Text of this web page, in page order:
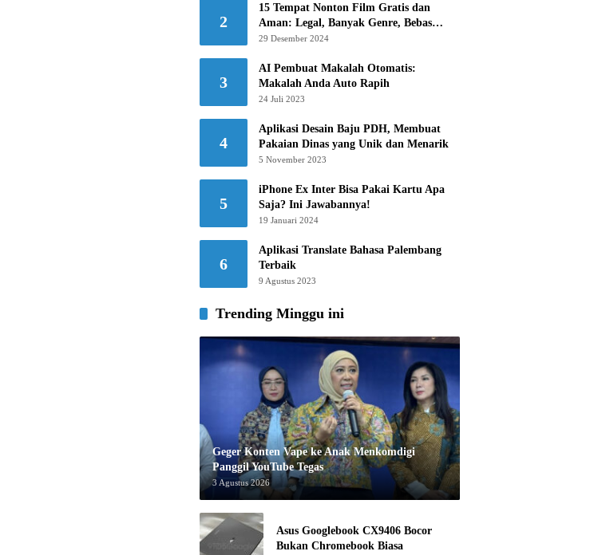
2
15 Tempat Nonton Film Gratis dan
Aman: Legal, Banyak Genre, Bebas
Khawatir!
29 Desember 2024
3
AI Pembuat Makalah Otomatis:
Makalah Anda Auto Rapih
24 Juli 2023
4
Aplikasi Desain Baju PDH, Membuat
Pakaian Dinas yang Unik dan Menarik
5 November 2023
5
iPhone Ex Inter Bisa Pakai Kartu Apa
Saja? Ini Jawabannya!
19 Januari 2024
6
Aplikasi Translate Bahasa Palembang
Terbaik
9 Agustus 2023
Trending Minggu ini
Geger Konten Vape ke Anak Menkomdigi
Panggil YouTube Tegas
3 Agustus 2026
Asus Googlebook CX9406 Bocor
Bukan Chromebook Biasa